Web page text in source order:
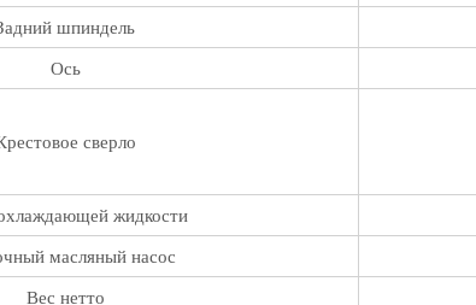
шпиндель
Ось
сверло
жидкости
масляный насос
Вес нетто